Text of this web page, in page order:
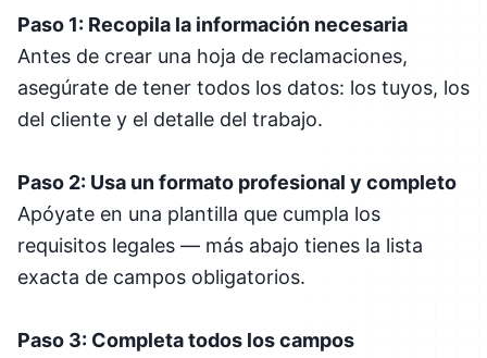
Paso 1: Recopila la información necesaria
Antes de crear una hoja de reclamaciones,
asegúrate de tener todos los datos: los tuyos, los
del cliente y el detalle del trabajo.
Paso 2: Usa un formato profesional y completo
Apóyate en una plantilla que cumpla los
requisitos legales — más abajo tienes la lista
exacta de campos obligatorios.
Paso 3: Completa todos los campos